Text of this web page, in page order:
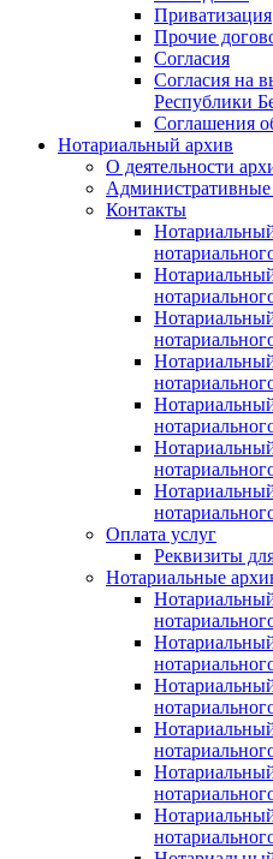
Приватизация
Прочие
Согласия
Согласия на
Республики
Соглашения
Нотариальный архив
О деятельности
Контакты
Оплата услуг
Реквизиты
Нотариальные